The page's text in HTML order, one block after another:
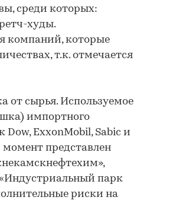
среди которых:
худы.
компаний, которые
т.к. отмечается
от сырья. Используемое
импортного
Dow, ExxonMobil, Sabic и
представлен
парк
риски на